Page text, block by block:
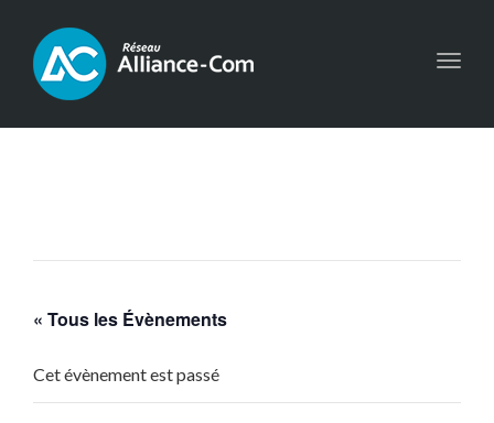
« Tous les Évènements
Cet évènement est passé